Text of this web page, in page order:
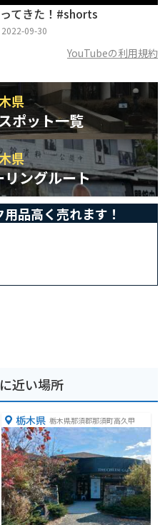
てきた！#shorts
09-30
YouTubeの利用規約
県
ポット一覧
県
ングルート
品高く売れます！
近い場所
栃木県 栃木県那須郡那須町高久甲